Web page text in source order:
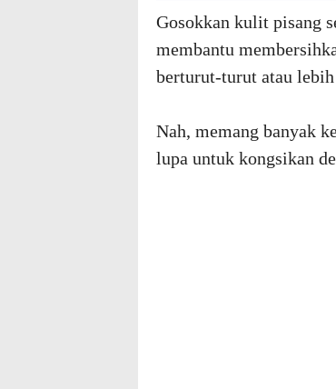
Gosokkan kulit pisang
membantu
berturut-turut atau
Nah, memang banyak
lupa untuk kongsikan